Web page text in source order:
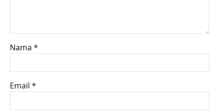
Nama *
Email *